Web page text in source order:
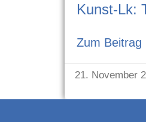
Kunst-Lk:
Zum Beitrag
21. November